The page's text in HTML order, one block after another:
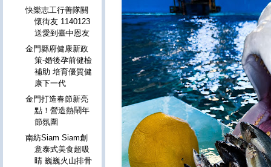
快樂志工行善隊關
懷街友 1140123
送愛到臺中恩友
金門縣府健康新政
策-婚後孕前健檢
補助 培育優質健
康下一代
金門打造春節新亮
點！營造熱鬧年
節氛圍
南紡Siam Siam創
意泰式美食超吸
睛 巍巍火山排骨